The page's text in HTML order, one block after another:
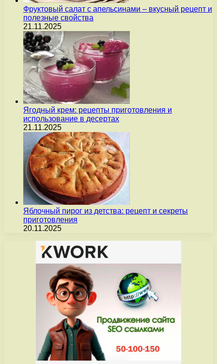
Фруктовый салат с апельсинами – вкусный рецепт и
полезные свойства
21.11.2025
Ягодный крем: рецепты приготовления и
использование в десертах
21.11.2025
Яблочный пирог из детства: рецепт и секреты
приготовления
20.11.2025